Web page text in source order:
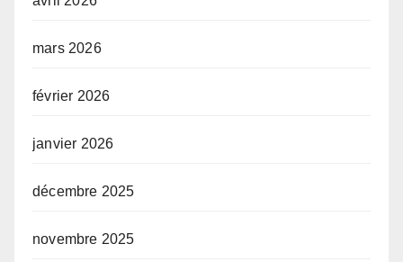
mars 2026
février 2026
janvier 2026
décembre 2025
novembre 2025